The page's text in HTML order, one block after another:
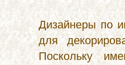
Дизайнеры по
для
Поскольку